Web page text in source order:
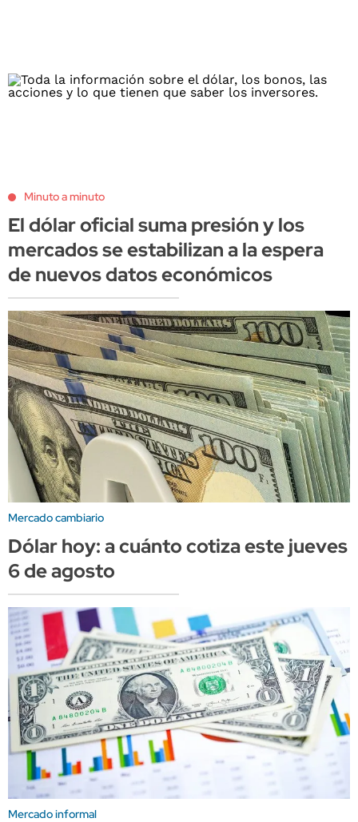
Minuto a minuto
El dólar oficial suma presión y los
mercados se estabilizan a la espera
de nuevos datos económicos
Mercado cambiario
Dólar hoy: a cuánto cotiza este jueves
6 de agosto
Mercado informal